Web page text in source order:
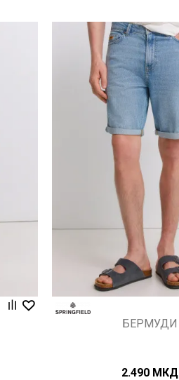
Uporedi
БЕРМУДИ
2.490 МКД